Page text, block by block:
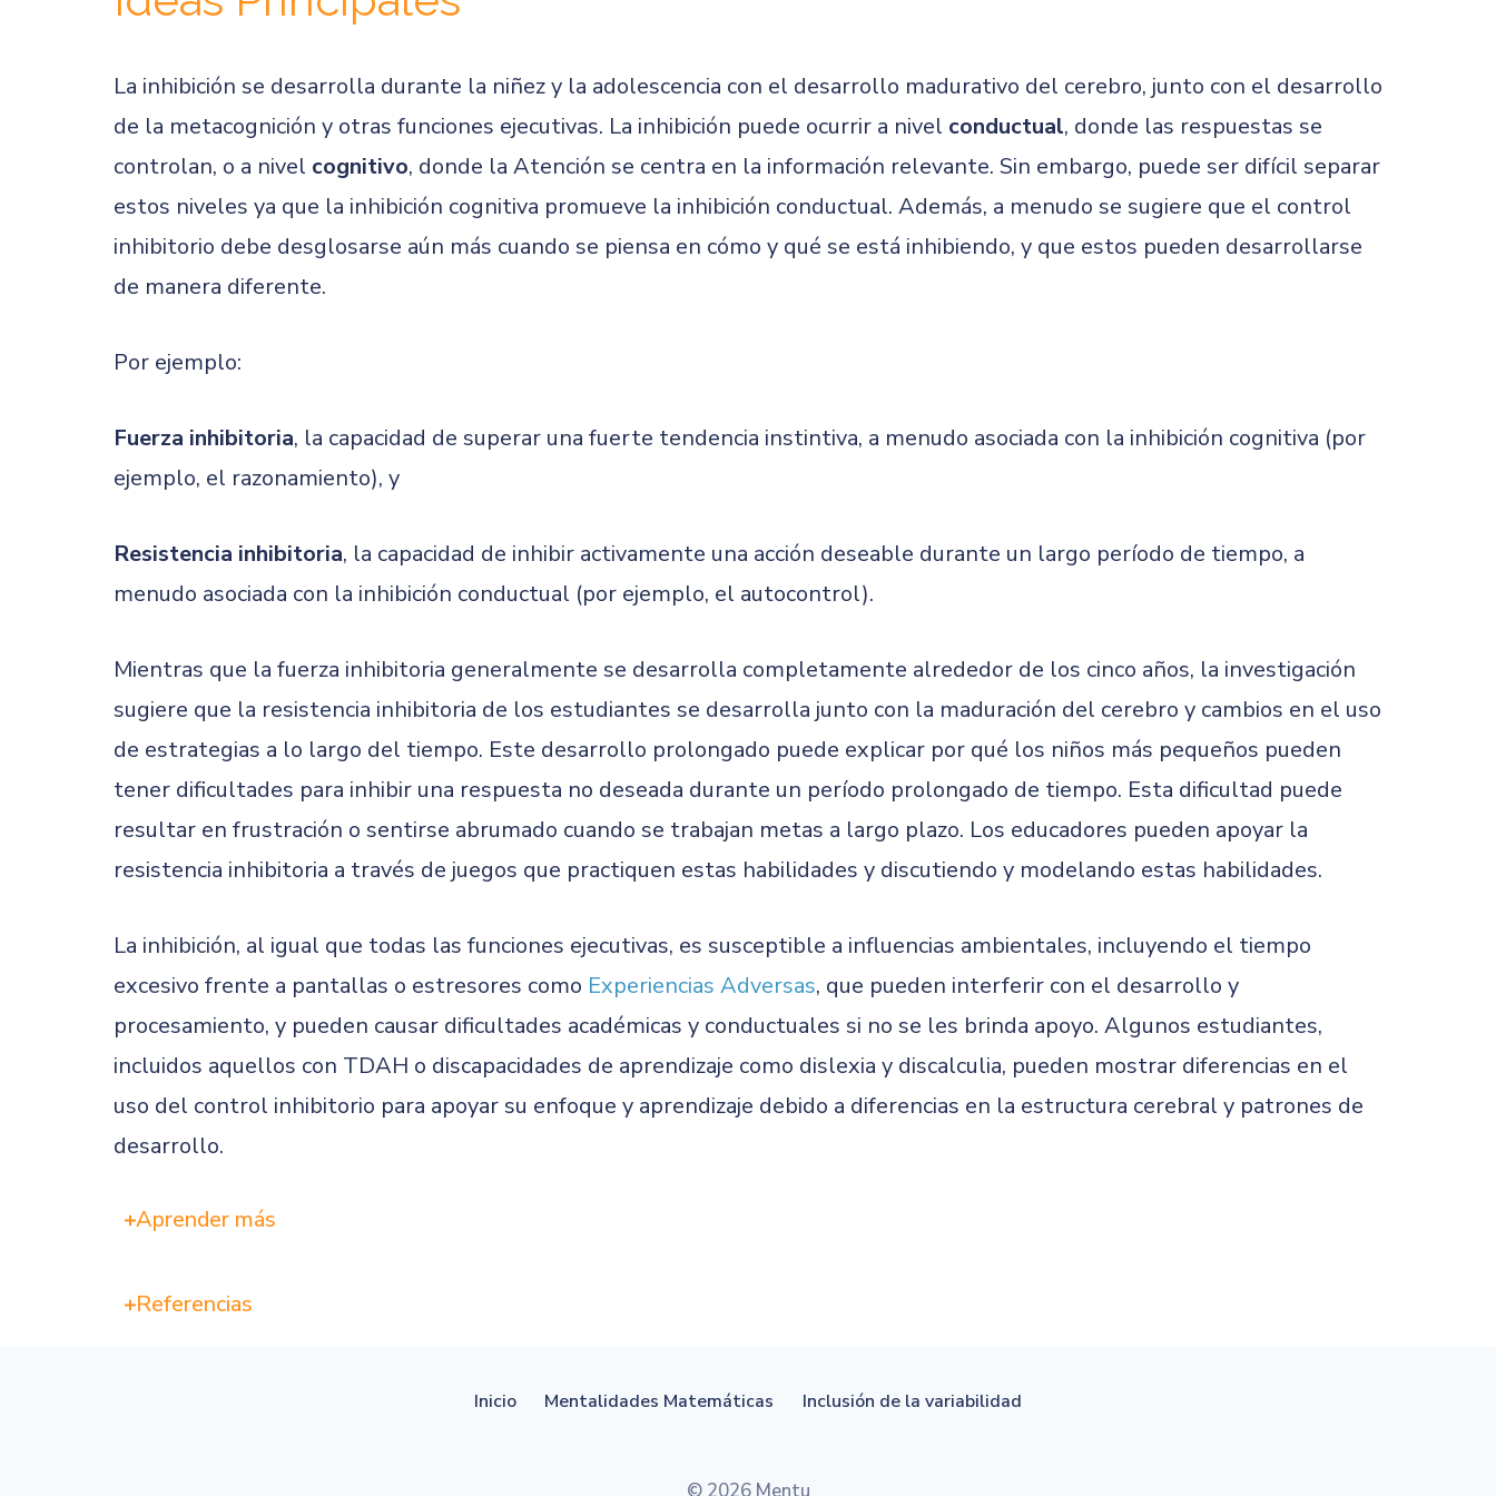
La inhibición se desarrolla durante la niñez y la adolescencia con el desarrollo madurativo del cerebro, junto con el desarrollo
de la metacognición y otras funciones ejecutivas. La inhibición puede ocurrir a nivel conductual, donde las respuestas se
controlan, o a nivel cognitivo, donde la Atención se centra en la información relevante. Sin embargo, puede ser difícil separar
estos niveles ya que la inhibición cognitiva promueve la inhibición conductual. Además, a menudo se sugiere que el control
inhibitorio debe desglosarse aún más cuando se piensa en cómo y qué se está inhibiendo, y que estos pueden desarrollarse
de manera diferente.
Por ejemplo:
Fuerza inhibitoria, la capacidad de superar una fuerte tendencia instintiva, a menudo asociada con la inhibición cognitiva (por
ejemplo, el razonamiento), y
Resistencia inhibitoria, la capacidad de inhibir activamente una acción deseable durante un largo período de tiempo, a
menudo asociada con la inhibición conductual (por ejemplo, el autocontrol).
Mientras que la fuerza inhibitoria generalmente se desarrolla completamente alrededor de los cinco años, la investigación
sugiere que la resistencia inhibitoria de los estudiantes se desarrolla junto con la maduración del cerebro y cambios en el uso
de estrategias a lo largo del tiempo. Este desarrollo prolongado puede explicar por qué los niños más pequeños pueden
tener dificultades para inhibir una respuesta no deseada durante un período prolongado de tiempo. Esta dificultad puede
resultar en frustración o sentirse abrumado cuando se trabajan metas a largo plazo. Los educadores pueden apoyar la
resistencia inhibitoria a través de juegos que practiquen estas habilidades y discutiendo y modelando estas habilidades.
La inhibición, al igual que todas las funciones ejecutivas, es susceptible a influencias ambientales, incluyendo el tiempo
excesivo frente a pantallas o estresores como Experiencias Adversas, que pueden interferir con el desarrollo y
procesamiento, y pueden causar dificultades académicas y conductuales si no se les brinda apoyo. Algunos estudiantes,
incluidos aquellos con TDAH o discapacidades de aprendizaje como dislexia y discalculia, pueden mostrar diferencias en el
uso del control inhibitorio para apoyar su enfoque y aprendizaje debido a diferencias en la estructura cerebral y patrones de
desarrollo.
Aprender más
Referencias
Inicio Mentalidades Matemáticas Inclusión de la variabilidad